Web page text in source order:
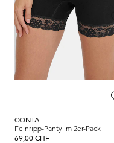
SLOGGI
Langbeinschlüpfer mit Spitze
CONTA
Feinripp-Panty im 2er-Pack
69,00 CHF